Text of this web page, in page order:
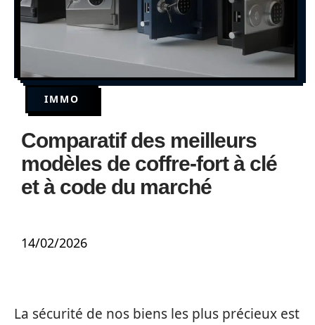
IMMO
Comparatif des meilleurs
modèles de coffre-fort à clé
et à code du marché
14/02/2026
La sécurité de nos biens les plus précieux est